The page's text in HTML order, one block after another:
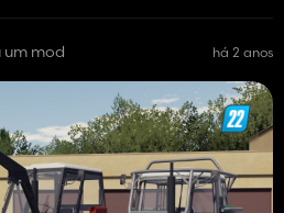
um mod há 2 anos